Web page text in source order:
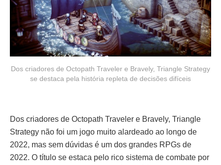
Dos criadores de Octopath Traveler e Bravely, Triangle Strategy
se destaca pela história repleta de decisões difíceis
Dos criadores de Octopath Traveler e Bravely, Triangle
Strategy não foi um jogo muito alardeado ao longo de
2022, mas sem dúvidas é um dos grandes RPGs de
2022. O título se estaca pelo rico sistema de combate por